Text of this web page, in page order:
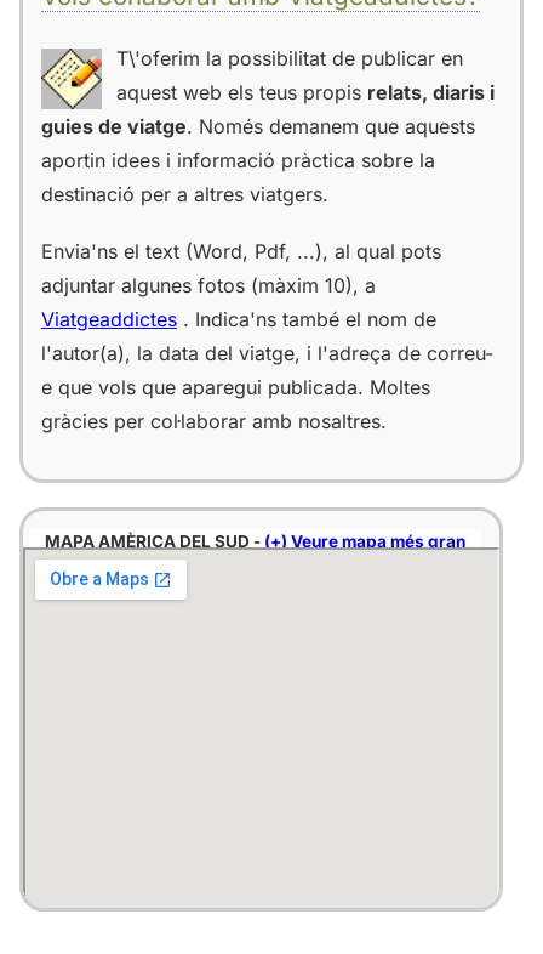
T\'oferim la possibilitat de publicar en
aquest web els teus propis relats, diaris i
guies de viatge. Només demanem que aquests
aportin idees i informació pràctica sobre la
destinació per a altres viatgers.
Envia'ns el text (Word, Pdf, ...), al qual pots
adjuntar algunes fotos (màxim 10), a
Viatgeaddictes . Indica'ns també el nom de
l'autor(a), la data del viatge, i l'adreça de correu-
e que vols que aparegui publicada. Moltes
gràcies per col·laborar amb nosaltres.
MAPA AMÈRICA DEL SUD - (+) Veure mapa més gran